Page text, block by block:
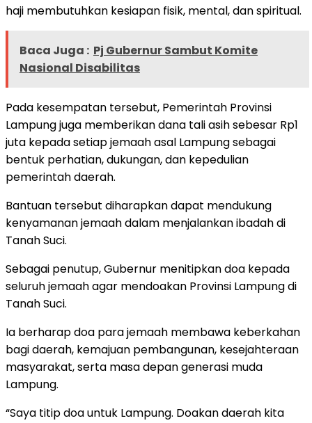
haji membutuhkan kesiapan fisik, mental, dan spiritual.
Baca Juga : Pj Gubernur Sambut Komite
Nasional Disabilitas
Pada kesempatan tersebut, Pemerintah Provinsi
Lampung juga memberikan dana tali asih sebesar Rp1
juta kepada setiap jemaah asal Lampung sebagai
bentuk perhatian, dukungan, dan kepedulian
pemerintah daerah.
Bantuan tersebut diharapkan dapat mendukung
kenyamanan jemaah dalam menjalankan ibadah di
Tanah Suci.
Sebagai penutup, Gubernur menitipkan doa kepada
seluruh jemaah agar mendoakan Provinsi Lampung di
Tanah Suci.
Ia berharap doa para jemaah membawa keberkahan
bagi daerah, kemajuan pembangunan, kesejahteraan
masyarakat, serta masa depan generasi muda
Lampung.
“Saya titip doa untuk Lampung. Doakan daerah kita